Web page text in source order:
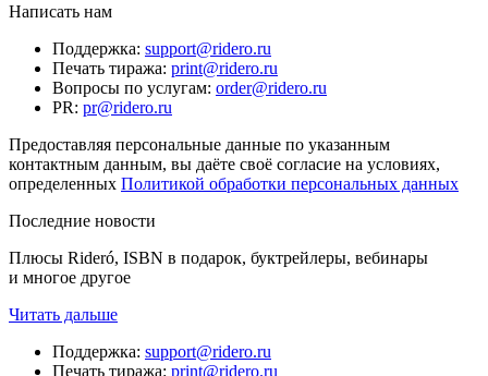
Написать нам
Поддержка: support@ridero.ru
Печать тиража: print@ridero.ru
Вопросы по услугам: order@ridero.ru
PR: pr@ridero.ru
Предоставляя персональные данные по указанным
контактным данным, вы даёте своё согласие на условиях,
определенных Политикой обработки персональных данных
Последние новости
Плюсы Rideró, ISBN в подарок, буктрейлеры, вебинары
и многое другое
Читать дальше
Поддержка: support@ridero.ru
Печать тиража: print@ridero.ru